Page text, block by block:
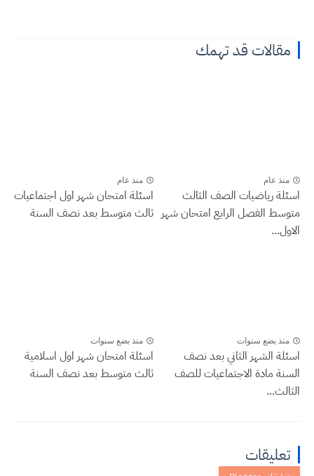
مقالات قد تهمك
منذ عام
اسئلة رياضيات الصف الثالث
متوسط الفصل الرابع امتحان شهر
الاول...
منذ عام
اسئلة امتحان شهر اول اجتماعيات
ثالث متوسط بعد نصف السنة
منذ بضع سنوات
اسئلة الشهر الثاني بعد نصف
السنة مادة الاجتماعيات للصف
الثالث...
منذ بضع سنوات
اسئلة امتحان شهر اول اسلامية
ثالث متوسط بعد نصف السنة
تعليقات